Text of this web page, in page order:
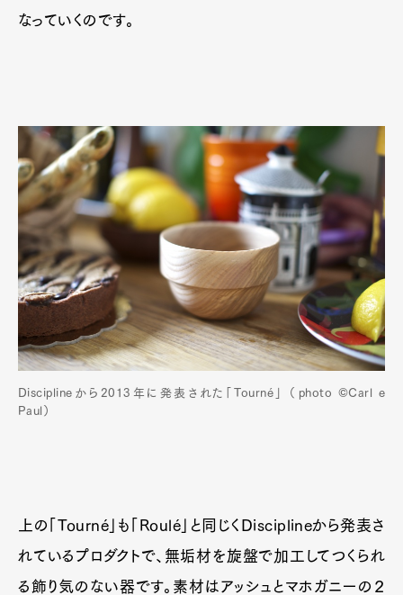
なっていくのです。
Disciplineから2013年に発表された「Tourné」 （photo ©Carl e
Paul）
上の「Tourné」も「Roulé」と同じくDisciplineから発表さ
れているプロダクトで、無垢材を旋盤で加工してつくられ
る飾り気のない器です。素材はアッシュとマホガニーの２